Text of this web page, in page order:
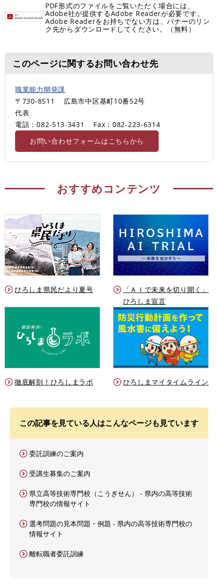
PDF形式のファイルをご覧いただく場合には、
Adobe社が提供するAdobe Readerが必要です。
Adobe Readerをお持ちでない方は、バナーのリン
ク先からダウンロードしてください。（無料）
このページに関するお問い合わせ先
職業能力開発課
〒730-8511
広島市中区基町10番52号
代表
電話：082-513-3431
Fax：082-223-6314
お問い合わせフォームはこちらから
おすすめコンテンツ
ひろしま県民だより夏号
「ＡＩで未来を切り開く」
ひろしま宣言
徹底解剖！ひろしまラボ ひろしまマイタイムライン
この記事を見ている人はこんなページも見ています
委託訓練のご案内
受講生募集のご案内
県立高等技術専門校（こうぎせん） - 県内の高等技術
専門校の情報サイト
選考問題の見本問題・例題 - 県内の高等技術専門校の
情報サイト
離転職者委託訓練